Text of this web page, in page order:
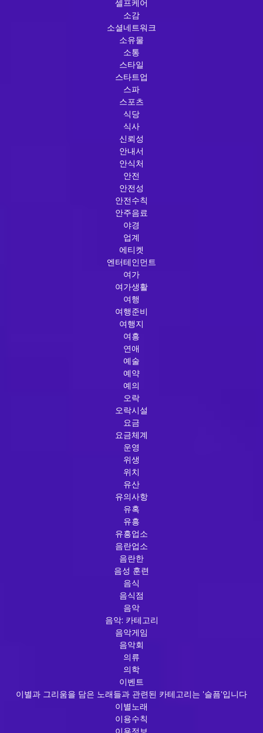
셀프케어
소감
소셜네트워크
소유물
소통
스타일
스타트업
스파
스포츠
식당
식사
신뢰성
안내서
안식처
안전
안전성
안전수칙
안주음료
야경
업계
에티켓
엔터테인먼트
여가
여가생활
여행
여행준비
여행지
여흥
연애
예술
예약
예의
오락
오락시설
요금
요금체계
운영
위생
위치
유산
유의사항
유혹
유흥
유흥업소
음란업소
음란한
음성 훈련
음식
음식점
음악
음악: 카테고리
음악게임
음악회
의류
의학
이벤트
이별과 그리움을 담은 노래들과 관련된 카테고리는 '슬픔'입니다
이별노래
이용수칙